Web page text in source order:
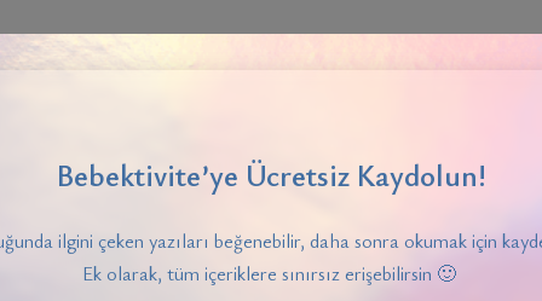
adayları için faydası nedir?
Bebektivite’ye Ücretsiz Kaydolun!
ilgini çeken yazıları beğenebilir, daha sonra okumak için
Ek olarak, tüm içeriklere sınırsız erişebilirsin 🙂